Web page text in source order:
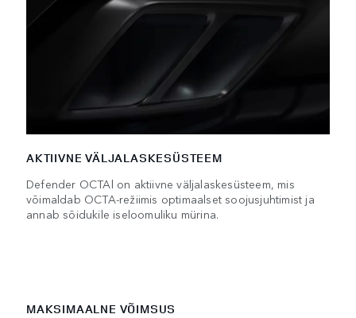
AKTIIVNE VÄLJALASKESÜSTEEM
Defender OCTAl on aktiivne väljalaskesüsteem, mis
võimaldab OCTA-režiimis optimaalset soojusjuhtimist ja
annab sõidukile iseloomuliku mürina.
MAKSIMAALNE VÕIMSUS